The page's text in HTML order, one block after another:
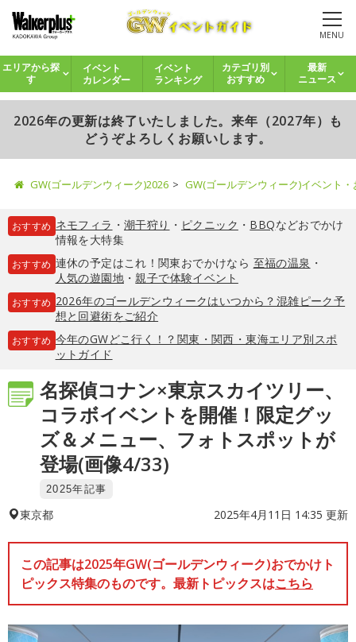
MENU
エリアから探
す
イベント
カレンダー
イベント
ランキング
カテゴリ別
おすすめ
最新
ニュース
2026年の更新は終了いたしました。来年（2027年）も
どうぞよろしくお願いします。
GW(ゴールデンウィーク)2026 GW(ゴールデンウィーク)イベント
おすすめ ネモフィラ ・ 潮干狩り ・ ピクニック ・ BBQなどおでかけ
情報を大特集
おすすめ 連休の予定はこれ！関東おでかけなら 至福の温泉 ・
人気の遊園地・親子で体験イベント
おすすめ 2026年のゴールデンウィークはいつから？混雑ピーク予
想と回避術をご紹介
おすすめ 今年のGWどこ行く！？関東・関西・東海エリア別スポ
ットガイド
名探偵コナン×東京スカイツリー、
コラボイベントを開催！限定グッ
ズ＆メニュー、フォトスポットが
登場(画像4/33)
2025年記事
東京都 2025年4月11日 14:35 更新
この記事は2025年GW(ゴールデンウィーク)おでかけト
ピックス特集のものです。最新トピックスはこちら